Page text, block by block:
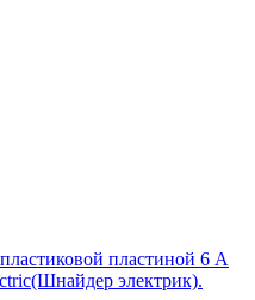
пластиной 6 А
электрик).